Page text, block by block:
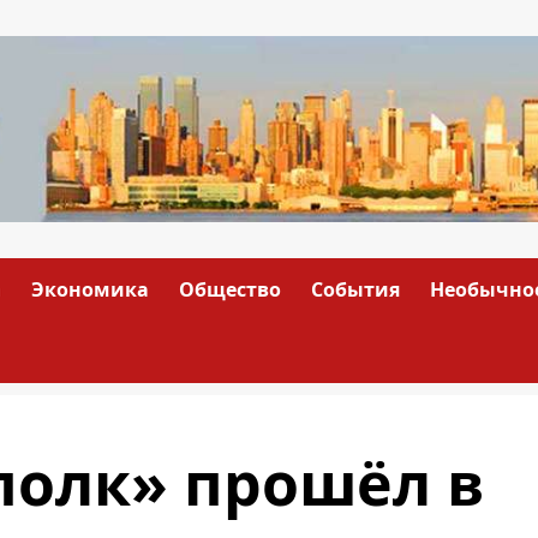
Экономика Общество События
прошёл в